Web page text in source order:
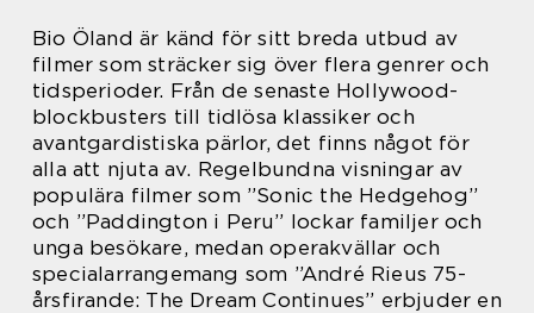
Bio Öland är känd för sitt breda utbud av
filmer som sträcker sig över flera genrer och
tidsperioder. Från de senaste Hollywood-
blockbusters till tidlösa klassiker och
avantgardistiska pärlor, det finns något för
alla att njuta av. Regelbundna visningar av
populära filmer som ”Sonic the Hedgehog”
och ”Paddington i Peru” lockar familjer och
unga besökare, medan operakvällar och
specialarrangemang som ”André Rieus 75-
årsfirande: The Dream Continues” erbjuder en